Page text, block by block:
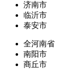
济南市
临沂市
泰安市
全河南省
南阳市
商丘市